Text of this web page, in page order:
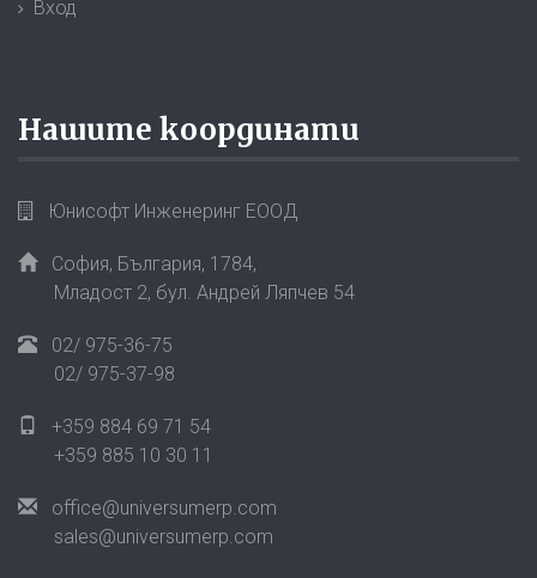
Вход
Нашите координати
Юнисофт Инженеринг ЕООД
София, България, 1784,
Младост 2, бул. Андрей Ляпчев 54
02/ 975-36-75
02/ 975-37-98
+359 884 69 71 54
+359 885 10 30 11
office@universumerp.com
sales@universumerp.com